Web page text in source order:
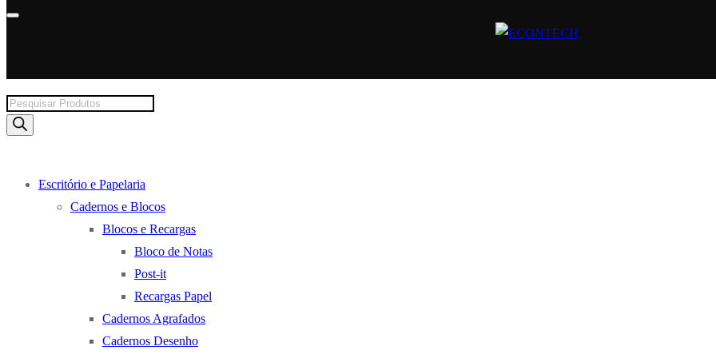
Products
search
Escritório e Papelaria
Cadernos e Blocos
Blocos e Recargas
Bloco de Notas
Post-it
Recargas Papel
Cadernos Agrafados
Cadernos Desenho